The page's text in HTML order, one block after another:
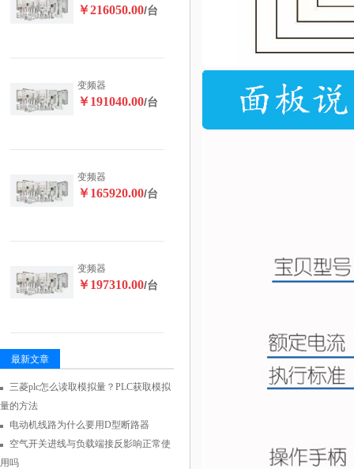
￥216050.00/台
变频器
￥191040.00/台
变频器
￥165920.00/台
变频器
￥197310.00/台
最新文章
三菱plc怎么读取模拟量？PLC获取模拟
量的方法
电动机线路为什么要用D型断路器
空气开关进线与负载端接反影响正常使
用吗